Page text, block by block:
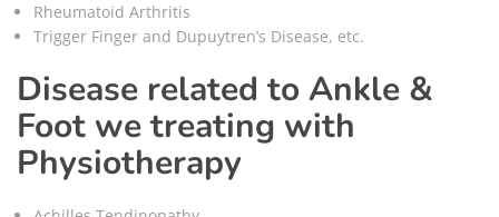
Rheumatoid Arthritis
Trigger Finger and Dupuytren’s Disease, etc.
Disease related to Ankle &
Foot we treating with
Physiotherapy